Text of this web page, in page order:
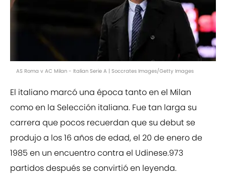
AS Roma v AC Milan - Italian Serie A | Soccrates Images/Getty Images
El italiano marcó una época tanto en el Milan
como en la Selección italiana. Fue tan larga su
carrera que pocos recuerdan que su debut se
produjo a los 16 años de edad, el 20 de enero de
1985 en un encuentro contra el Udinese.973
partidos después se convirtió en leyenda.